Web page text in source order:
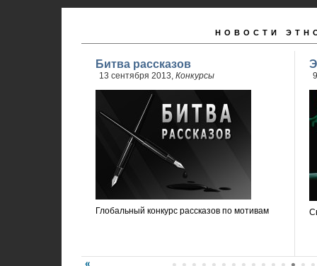
НОВОСТИ
Битва рассказов
13 сентября 2013, Конкурсы
Глобальный конкурс рассказов по мотивам